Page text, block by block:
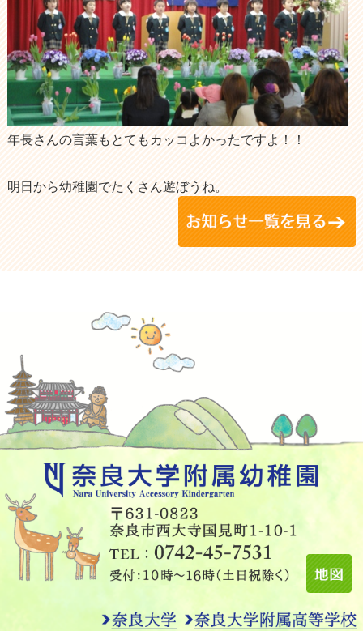
年長さんの言葉もとてもカッコよかったですよ！！
明日から幼稚園でたくさん遊ぼうね。